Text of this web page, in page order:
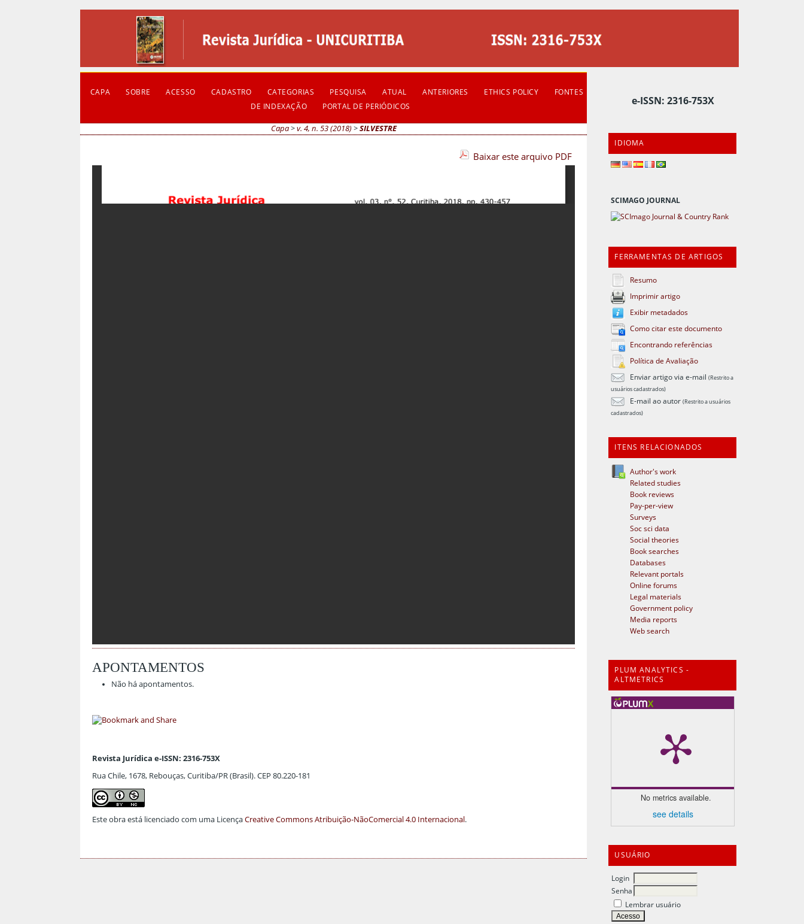
e-ISSN: 2316-753X
IDIOMA
SCIMAGO JOURNAL
FERRAMENTAS DE ARTIGOS
Resumo
Imprimir artigo
Exibir metadados
Como citar este documento
Encontrando referências
Política de Avaliação
Enviar artigo via e-mail(Restrito a
usuários cadastrados)
E-mail ao autor(Restrito a usuários
cadastrados)
ITENS RELACIONADOS
Author's work
Related studies
Book reviews
Pay-per-view
Surveys
Soc sci data
Social theories
Book searches
Databases
Relevant portals
Online forums
Legal materials
Government policy
Media reports
Web search
PLUM ANALYTICS -
ALTMETRICS
No metrics available.
see details
USUÁRIO
Login
Senha
Lembrar usuário
CAPA SOBRE ACESSO CADASTRO CATEGORIAS PESQUISA ATUAL ANTERIORES ETHICS POLICY
FONTES
DE INDEXAÇÃO
PORTAL DE PERIÓDICOS
Capa>v. 4, n. 53 (2018)>SILVESTRE
Baixar este arquivo PDF
APONTAMENTOS
Não há apontamentos.
Revista Jurídica e-ISSN: 2316-753X
Rua Chile, 1678, Rebouças, Curitiba/PR (Brasil). CEP 80.220-181
Este obra está licenciado com uma LicençaCreative Commons Atribuição-NãoComercial 4.0 Internacional.